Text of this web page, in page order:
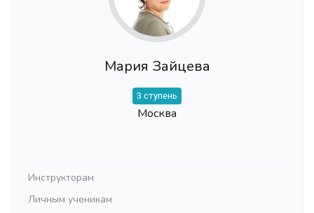
Мария Зайцева
3 ступень
Москва
Инструкторам
Личным ученикам